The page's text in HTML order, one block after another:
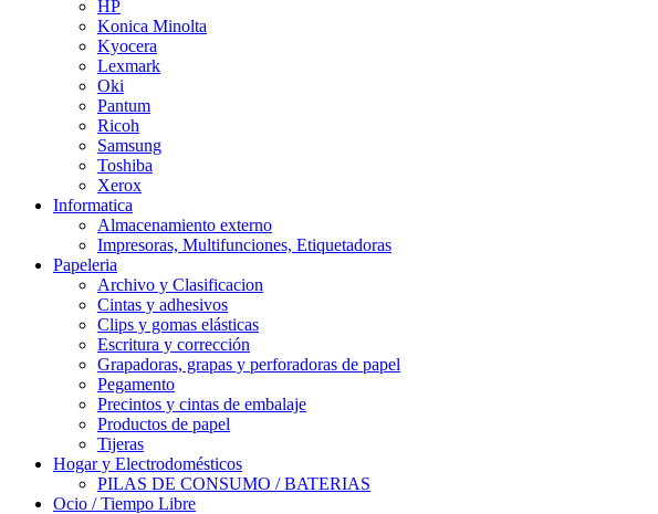
HP
Konica Minolta
Kyocera
Lexmark
Oki
Pantum
Ricoh
Samsung
Toshiba
Xerox
Informatica
Almacenamiento externo
Impresoras, Multifunciones, Etiquetadoras
Papeleria
Archivo y Clasificacion
Cintas y adhesivos
Clips y gomas elásticas
Escritura y corrección
Grapadoras, grapas y perforadoras de papel
Pegamento
Precintos y cintas de embalaje
Productos de papel
Tijeras
Hogar y Electrodomésticos
PILAS DE CONSUMO / BATERIAS
Ocio / Tiempo Libre